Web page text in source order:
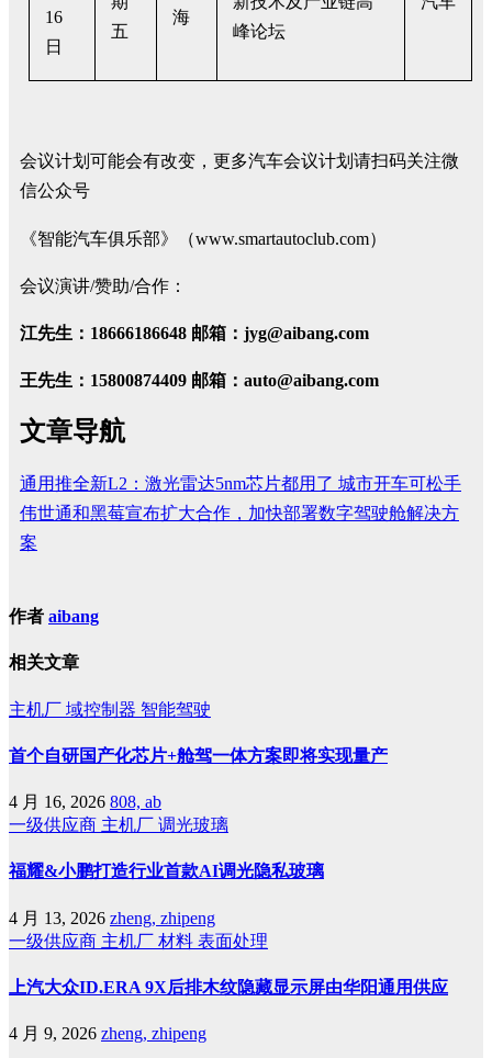
16
日
五
海
峰论坛
会议计划可能会有改变，更多汽车会议计划请扫码关注微
信公众号
《智能汽车俱乐部》（www.smartautoclub.com）
会议演讲/赞助/合作：
江先生：18666186648 邮箱：jyg@aibang.com
王先生：15800874409 邮箱：auto@aibang.com
文章导航
通用推全新L2：激光雷达5nm芯片都用了 城市开车可松手
伟世通和黑莓宣布扩大合作，加快部署数字驾驶舱解决方
案
作者 aibang
相关文章
主机厂 域控制器 智能驾驶
首个自研国产化芯片+舱驾一体方案即将实现量产
4 月 16, 2026 808, ab
一级供应商 主机厂 调光玻璃
福耀&小鹏打造行业首款AI调光隐私玻璃
4 月 13, 2026 zheng, zhipeng
一级供应商 主机厂 材料 表面处理
上汽大众ID.ERA 9X后排木纹隐藏显示屏由华阳通用供应
4 月 9, 2026 zheng, zhipeng